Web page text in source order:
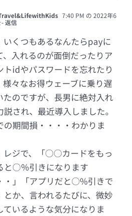
7:40 PM の 2022年6
- 返信
いくつもあるなんたらpayに
、入れるのが面倒だったりア
トidやパスワードを忘れたり
様々なお得ウェーブに乗り遅
たのですが、長男に絶対入れ
説され、最近導入しました。
の期間損・・・・わかりま
レジで、「○○カードをもっ
と○％引きになります
・」「アプリだと○%引きで
とか、言われるたびに、微妙
ているような気分になりま